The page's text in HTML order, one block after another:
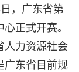
，广东省第
正式开赛。
人力资源社会
广东省目前规